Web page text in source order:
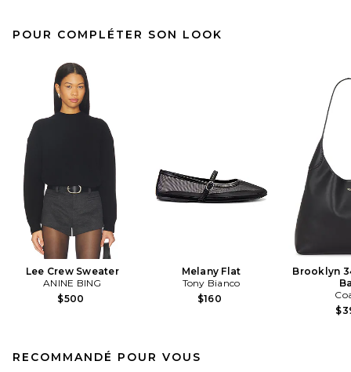
POUR COMPLÉTER SON LOOK
Lee Crew Sweater
ANINE BING
$500
Melany Flat
Tony Bianco
$160
Brooklyn
RECOMMANDÉ POUR VOUS